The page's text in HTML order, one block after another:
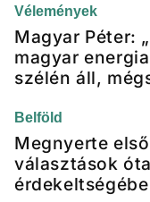
Vélemények
Magyar Péter:
magyar
szélén áll,
Belföld
Megnyerte
választások